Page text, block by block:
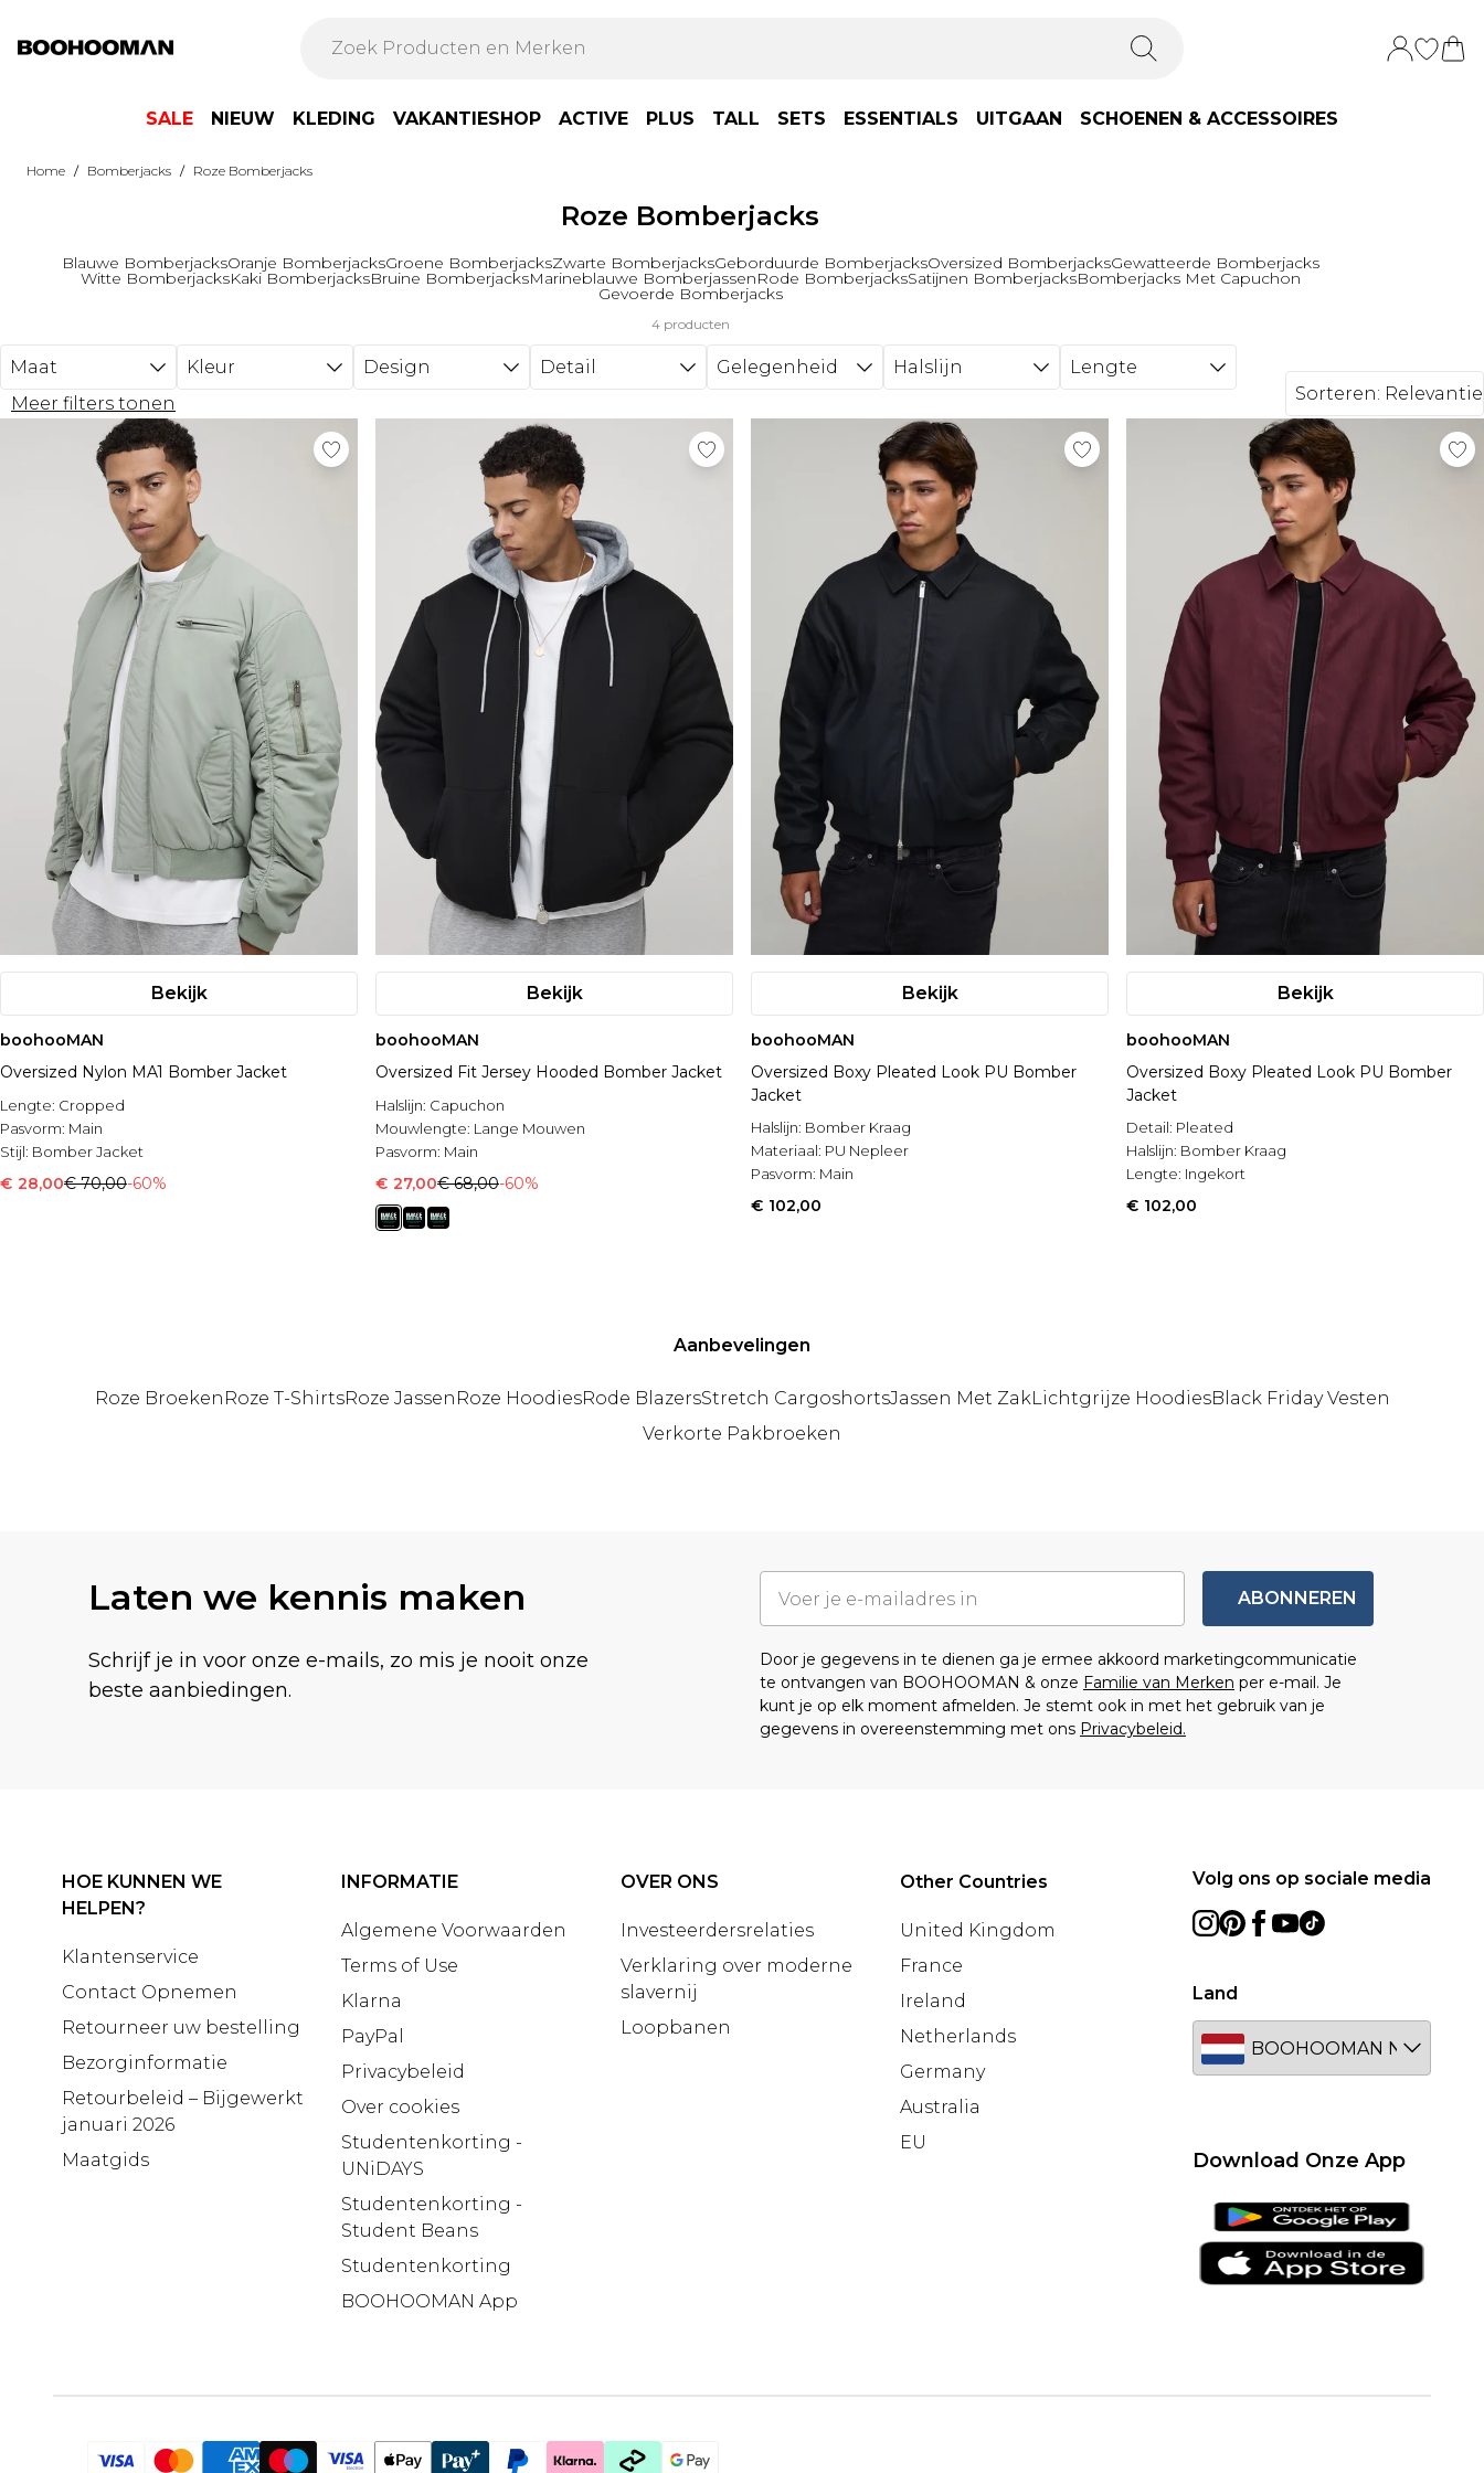
SALE NIEUW KLEDING VAKANTIESHOP ACTIVE PLUS TALL SETS ESSENTIALS UITGAAN SCHOENEN & ACCESSOIRES
Home / Bomberjacks / Roze Bomberjacks
Roze Bomberjacks
Blauwe BomberjacksOranje BomberjacksGroene BomberjacksZwarte BomberjacksGeborduurde BomberjacksOversized BomberjacksGewatteerde Bomberjacks
Witte BomberjacksKaki BomberjacksBruine BomberjacksMarineblauwe BomberjassenRode BomberjacksSatijnen BomberjacksBomberjacks Met Capuchon
Gevoerde Bomberjacks
4 producten
Maat Kleur Design Detail Gelegenheid Halslijn
Lengte
Meer filters tonen
Sorteren: Relevantie
Bekijk
boohooMAN
Oversized Nylon MA1 Bomber Jacket
Lengte: Cropped
Pasvorm: Main
Stijl: Bomber Jacket
€ 28,00€ 70,00-60%
Bekijk
boohooMAN
Oversized Fit Jersey Hooded Bomber Jacket
Halslijn: Capuchon
Mouwlengte: Lange Mouwen
Pasvorm: Main
€ 27,00€ 68,00-60%
Bekijk
boohooMAN
Oversized Boxy Pleated Look PU Bomber
Jacket
Halslijn: Bomber Kraag
Materiaal: PU Nepleer
Pasvorm: Main
€ 102,00
Bekijk
boohooMAN
Oversized Boxy Pleated Look PU Bomber
Jacket
Detail: Pleated
Halslijn: Bomber Kraag
Lengte: Ingekort
€ 102,00
Aanbevelingen
Roze Broeken Roze T-ShirtsRoze Jassen Roze HoodiesRode BlazersStretch CargoshortsJassen Met ZakLichtgrijze HoodiesBlack Friday Vesten
Verkorte Pakbroeken
Laten we kennis maken
Schrijf je in voor onze e-mails, zo mis je nooit onze
beste aanbiedingen.
ABONNEREN
Door je gegevens in te dienen ga je ermee akkoord marketingcommunicatie
te ontvangen van BOOHOOMAN & onze Familie van Merken per e-mail. Je
kunt je op elk moment afmelden. Je stemt ook in met het gebruik van je
gegevens in overeenstemming met ons Privacybeleid.
HOE KUNNEN WE
HELPEN?
Klantenservice
Contact Opnemen
Retourneer uw bestelling
Bezorginformatie
Retourbeleid – Bijgewerkt
januari 2026
Maatgids
INFORMATIE
Algemene Voorwaarden
Terms of Use
Klarna
PayPal
Privacybeleid
Over cookies
Studentenkorting -
UNiDAYS
Studentenkorting -
Student Beans
Studentenkorting
BOOHOOMAN App
OVER ONS
Investeerdersrelaties
Verklaring over moderne
slavernij
Loopbanen
Other Countries
United Kingdom
France
Ireland
Netherlands
Germany
Australia
EU
Land
Volg ons op sociale media
Download Onze App